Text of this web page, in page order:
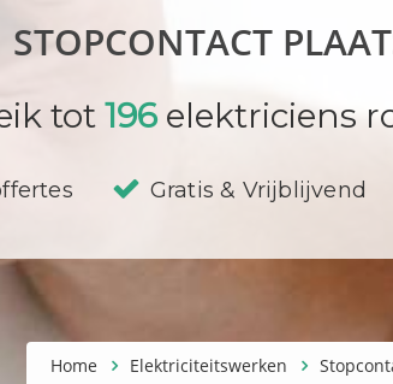
STOPCONTACT
tot 196elektriciens
Gratis & Vrijblijvend
Home Elektriciteitswerken